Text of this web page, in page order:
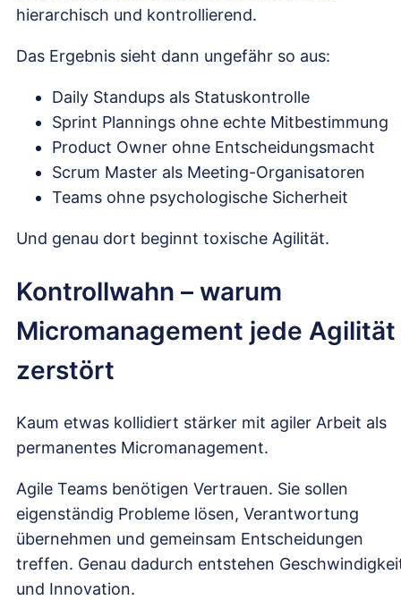
hierarchisch und kontrollierend.
Das Ergebnis sieht dann ungefähr so aus:
Daily Standups als Statuskontrolle
Sprint Plannings ohne echte Mitbestimmung
Product Owner ohne Entscheidungsmacht
Scrum Master als Meeting-Organisatoren
Teams ohne psychologische Sicherheit
Und genau dort beginnt toxische Agilität.
Kontrollwahn – warum
Micromanagement jede Agilität
zerstört
Kaum etwas kollidiert stärker mit agiler Arbeit als
permanentes Micromanagement.
Agile Teams benötigen Vertrauen. Sie sollen
eigenständig Probleme lösen, Verantwortung
übernehmen und gemeinsam Entscheidungen
treffen. Genau dadurch entstehen
und Innovation.